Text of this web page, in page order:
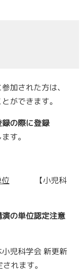
加された方は、
ができます。
録の際に登録
す。
【小児科
の単位認定注意
児科学会 新更新
れます。